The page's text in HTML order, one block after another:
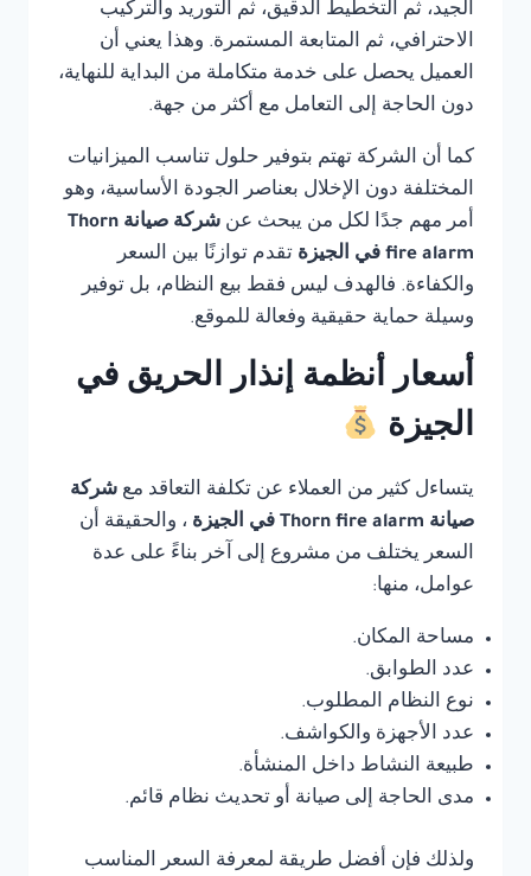
الجيد، ثم التخطيط الدقيق، ثم التوريد والتركيب
الاحترافي، ثم المتابعة المستمرة. وهذا يعني أن
العميل يحصل على خدمة متكاملة من البداية للنهاية،
دون الحاجة إلى التعامل مع أكثر من جهة.
كما أن الشركة تهتم بتوفير حلول تناسب الميزانيات
المختلفة دون الإخلال بعناصر الجودة الأساسية، وهو
أمر مهم جدًا لكل من يبحث عن
شركة صيانة Thorn
fire alarm في الجيزة
تقدم توازنًا بين السعر
والكفاءة. فالهدف ليس فقط بيع النظام، بل توفير
وسيلة حماية حقيقية وفعالة للموقع.
أسعار أنظمة إنذار الحريق في
الجيزة
يتساءل كثير من العملاء عن تكلفة التعاقد مع شركة
صيانة Thorn fire alarm في الجيزة
، والحقيقة أن
السعر يختلف من مشروع إلى آخر بناءً على عدة
عوامل، منها:
مساحة المكان.
عدد الطوابق.
نوع النظام المطلوب.
عدد الأجهزة والكواشف.
طبيعة النشاط داخل المنشأة.
مدى الحاجة إلى صيانة أو تحديث نظام قائم.
ولذلك فإن أفضل طريقة لمعرفة السعر المناسب